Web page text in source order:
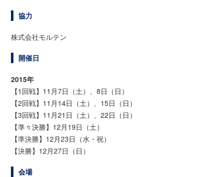
協力
株式会社モルテン
開催日
2015年
【1回戦】11月7日（土）、8日（日）
【2回戦】11月14日（土）、15日（日）
【3回戦】11月21日（土）、22日（日）
【準々決勝】12月19日（土）
【準決勝】12月23日（水・祝）
【決勝】12月27日（日）
会場